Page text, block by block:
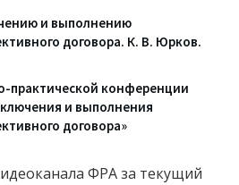
и выполнению
договора. К. В. Юрков.
практической конференции
и выполнения
договора»
ФРА за текущий